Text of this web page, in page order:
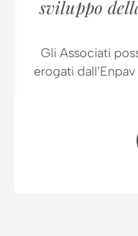
sviluppo
Gli Associati
erogati